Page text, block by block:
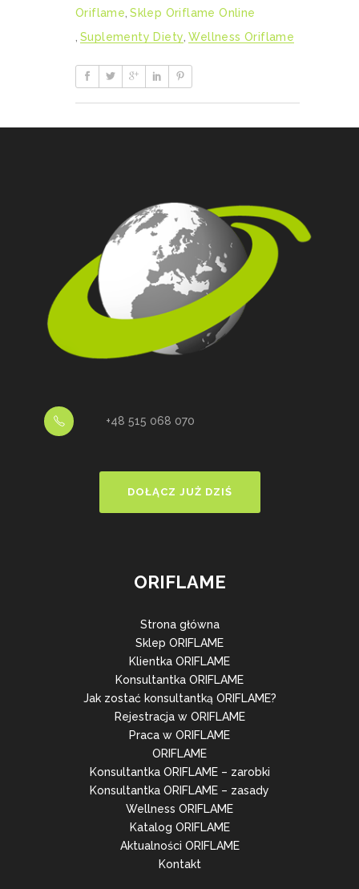
Oriflame Sklep Oriflame Online
Suplementy Diety Wellness Oriflame
+48 515 068 070
DOŁĄCZ JUŻ DZIŚ
ORIFLAME
Strona główna
Sklep ORIFLAME
Klientka ORIFLAME
Konsultantka ORIFLAME
Jak zostać konsultantką ORIFLAME?
Rejestracja w ORIFLAME
Praca w ORIFLAME
ORIFLAME
Konsultantka ORIFLAME – zarobki
Konsultantka ORIFLAME – zasady
Wellness ORIFLAME
Katalog ORIFLAME
Aktualności ORIFLAME
Kontakt